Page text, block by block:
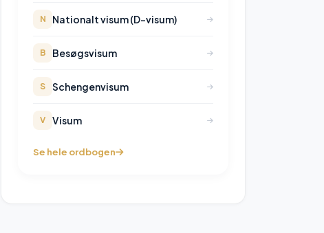
N Nationalt visum (D-visum)
B Besøgsvisum
S Schengenvisum
V Visum
Se hele ordbogen